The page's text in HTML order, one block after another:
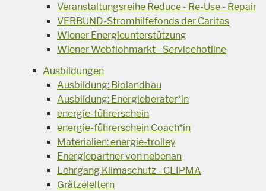
Veranstaltungsreihe Reduce - Re-Use - Repair
VERBUND-Stromhilfefonds der Caritas
Wiener Energieunterstützung
Wiener Webflohmarkt - Servicehotline
Ausbildungen
Ausbildung: Biolandbau
Ausbildung: Energieberater*in
energie-führerschein
energie-führerschein Coach*in
Materialien: energie-trolley
Energiepartner von nebenan
Lehrgang Klimaschutz - CLIPMA
Grätzeleltern